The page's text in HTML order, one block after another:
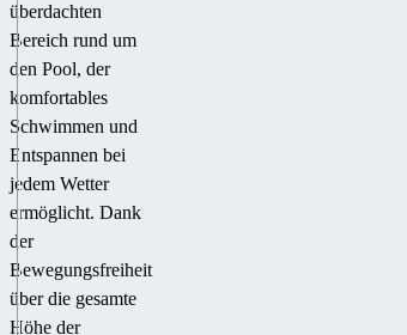
überdachten
Bereich rund um
den Pool, der
komfortables
Schwimmen und
Entspannen bei
jedem Wetter
ermöglicht. Dank
der
Bewegungsfreiheit
über die gesamte
Höhe der